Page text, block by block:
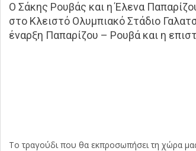
Ο Σάκης Ρουβάς και η Έλενα
στο Κλειστό Ολυμπιακό Στάδιο
έναρξη Παπαρίζου – Ρουβά και η
Το τραγούδι που θα εκπροσωπήσει τη χώρα